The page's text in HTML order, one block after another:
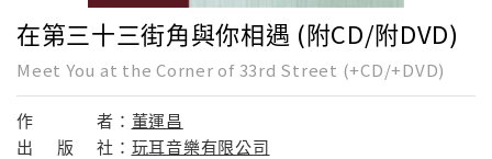
在第三十三街角與你相遇 (附CD/附DVD)
Meet You at the Corner of 33rd Street (+CD/+DVD)
作 者： 董運昌
出
版 社： 玩耳音樂有限公司